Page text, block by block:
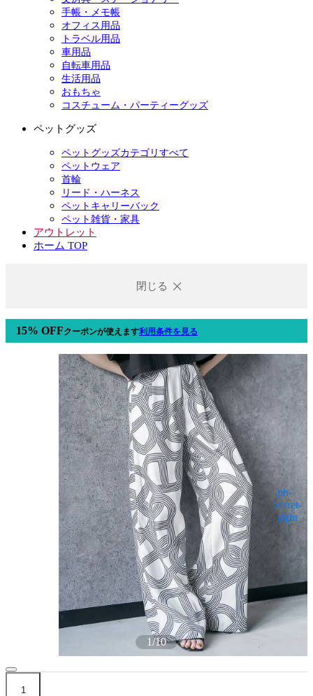
手帳・メモ帳
オフィス用品
トラベル用品
車用品
自転車用品
生活用品
おもちゃ
コスチューム・パーティーグッズ
ペットグッズ
ペットグッズカテゴリすべて
ペットウェア
首輪
リード・ハーネス
ペットキャリーバック
ペット雑貨・家具
アウトレット
ホーム TOP
閉じる
15% OFFクーポンが使えます利用条件を見る
1/10
1